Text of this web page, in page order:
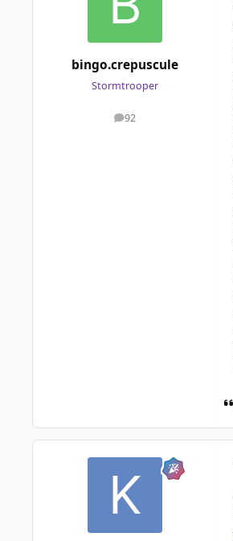
bingo.crepuscule
Stormtrooper
92
messages